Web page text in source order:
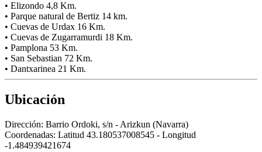
• Elizondo 4,8 Km.
• Parque natural de Bertiz 14 km.
• Cuevas de Urdax 16 Km.
• Cuevas de Zugarramurdi 18 Km.
• Pamplona 53 Km.
• San Sebastian 72 Km.
• Dantxarinea 21 Km.
Ubicación
Dirección: Barrio Ordoki, s/n - Arizkun (Navarra)
Coordenadas: Latitud 43.180537008545 - Longitud
-1.484939421674